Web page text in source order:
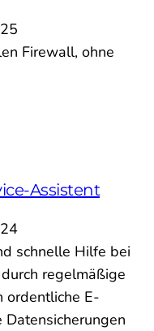
Firewall, ohne
Assistent
schnelle Hilfe bei
regelmäßige
ordentliche E-